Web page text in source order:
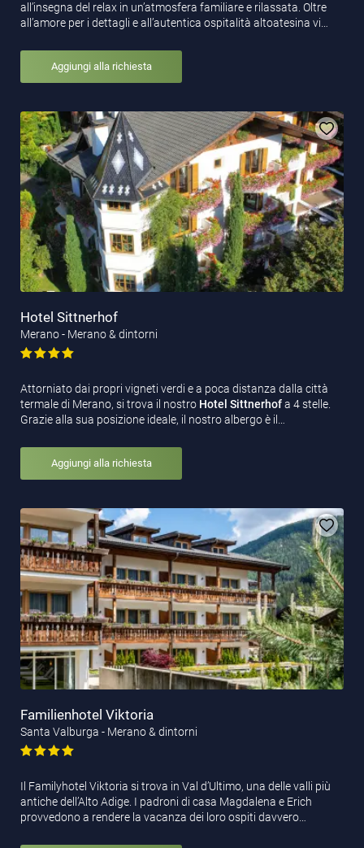
all’insegna del relax in un’atmosfera familiare e rilassata. Oltre
all’amore per i dettagli e all’autentica ospitalità altoatesina vi…
Aggiungi alla richiesta
Hotel Sittnerhof
Merano - Merano & dintorni
Attorniato dai propri vigneti verdi e a poca distanza dalla città
termale di Merano, si trova il nostro Hotel Sittnerhofa 4 stelle.
Grazie alla sua posizione ideale, il nostro albergo è il…
Aggiungi alla richiesta
Familienhotel Viktoria
Santa Valburga - Merano & dintorni
Il Familyhotel Viktoria si trova in Val d’Ultimo, una delle valli più
antiche dell’Alto Adige. I padroni di casa Magdalena e Erich
provvedono a rendere la vacanza dei loro ospiti davvero…